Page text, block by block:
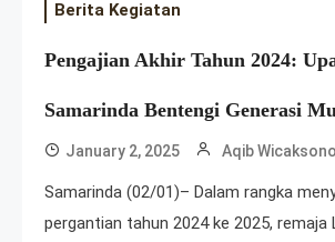
Berita Kegiatan
Pengajian Akhir Tahun 2024:
Samarinda Bentengi Generasi
January 2, 2025 Aqib Wicaksono
Samarinda (02/01)– Dalam rangka
pergantian tahun 2024 ke 2025, remaja